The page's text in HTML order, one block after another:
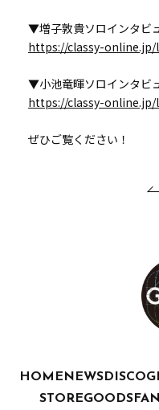
▼増子敦貴ソロインタビ
https://classy-
▼小池竜暉ソロインタビ
https://classy-
ぜひご覧ください！
HOME NEWS
STOREGOODS